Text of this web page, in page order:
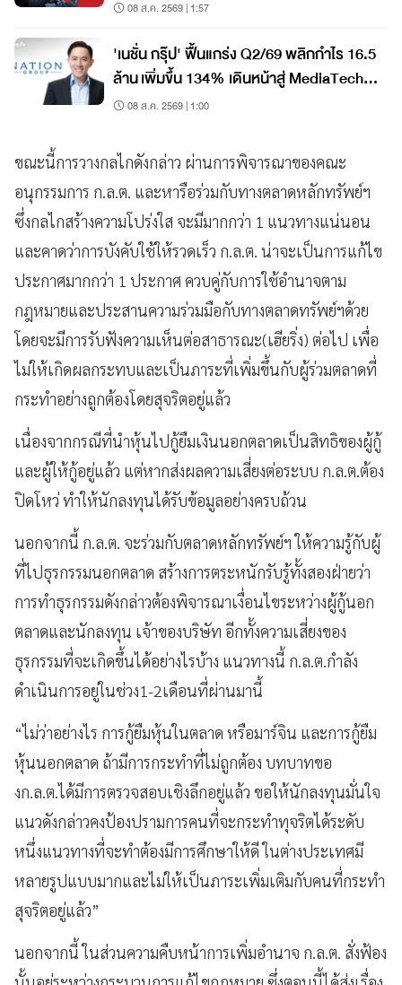
Coins?
08 ส.ค. 2569 | 1:57
'เนชั่น กรุ๊ป' ฟื้นแกร่ง Q2/69 พลิกกำไร 16.5
ล้าน เพิ่มขึ้น 134% เดินหน้าสู่ MediaTech
เต็มรูปแบบ
08 ส.ค. 2569 | 1:00
ขณะนี้การวางกลไกดังกล่าว ผ่านการพิจารณาของคณะ
อนุกรรมการ ก.ล.ต. และหารือร่วมกับทางตลาดหลักทรัพย์ฯ
ซึ่งกลไกสร้างความโปร่งใส จะมีมากกว่า 1 แนวทางแน่นอน
และคาดว่าการบังคับใช้ให้รวดเร็ว ก.ล.ต. น่าจะเป็นการแก้ไข
ประกาศมากกว่า 1 ประกาศ ควบคู่กับการใช้อำนาจตาม
กฎหมายและประสานความร่วมมือกับทางตลาดทรัพย์ฯด้วย
โดยจะมีการรับฟังความเห็นต่อสาธารณะ(เฮียริ่ง) ต่อไป เพื่อ
ไม่ให้เกิดผลกระทบและเป็นภาระที่เพิ่มขึ้นกับผู้ร่วมตลาดที่
กระทำอย่างถูกต้องโดยสุจริตอยู่แล้ว
เนื่องจากกรณีที่นำหุ้นไปกู้ยืมเงินนอกตลาดเป็นสิทธิของผู้กู้
และผู้ให้กู้อยู่แล้ว แต่หากส่งผลความเสี่ยงต่อระบบ ก.ล.ต.ต้อง
ปิดโหว่ ทำให้นักลงทุนได้รับข้อมูลอย่างครบถ้วน
นอกจากนี้ ก.ล.ต. จะร่วมกับตลาดหลักทรัพย์ฯ ให้ความรู้กับผู้
ที่ไปธุรกรรมนอกตลาด สร้างการตระหนักรับรู้ทั้งสองฝ่ายว่า
การทำธุรกรรมดังกล่าวต้องพิจารณาเงื่อนไขระหว่างผู้กู้นอก
ตลาดและนักลงทุน เจ้าของบริษัท อีกทั้งความเสี่ยงของ
ธุรกรรมที่จะเกิดขึ้นได้อย่างไรบ้าง แนวทางนี้ ก.ล.ต.กำลัง
ดำเนินการอยู่ในช่วง1-2เดือนที่ผ่านมานี้
“ไม่ว่าอย่างไร การกู้ยืมหุ้นในตลาด หรือมาร์จิน และการกู้ยืม
หุ้นนอกตลาด ถ้ามีการกระทำที่ไม่ถูกต้อง บทบาทขอ
งก.ล.ต.ได้มีการตรวจสอบเชิงลึกอยู่แล้ว ขอให้นักลงทุนมั่นใจ
แนวดังกล่าวคงป้องปรามการคนที่จะกระทำทุจริตได้ระดับ
หนึ่งแนวทางที่จะทำต้องมีการศึกษาให้ดี ในต่างประเทศมี
หลายรูปแบบมากและไม่ให้เป็นภาระเพิ่มเติมกับคนที่กระทำ
สุจริตอยู่แล้ว”
นอกจากนี้ ในส่วนความคืบหน้าการเพิ่มอำนาจ ก.ล.ต. สั่งฟ้อง